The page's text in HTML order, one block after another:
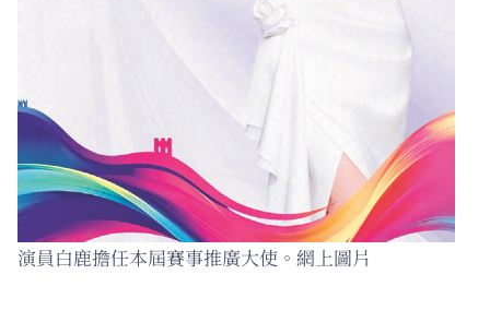
演員白鹿擔任本屆賽事推廣大使。網上圖片